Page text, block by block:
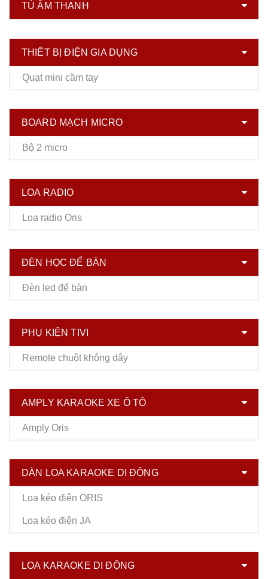
TỦ ÂM THANH
THIẾT BỊ ĐIỆN GIA DỤNG
Quạt mini cầm tay
BOARD MẠCH MICRO
Bộ 2 micro
LOA RADIO
Loa radio Oris
ĐÈN HỌC ĐỂ BÀN
Đèn led để bàn
PHỤ KIỆN TIVI
Remote chuột không dây
AMPLY KARAOKE XE Ô TÔ
Amply Oris
DÀN LOA KARAOKE DI ĐỘNG
Loa kéo điện ORIS
Loa kéo điện JA
LOA KARAOKE DI ĐỘNG